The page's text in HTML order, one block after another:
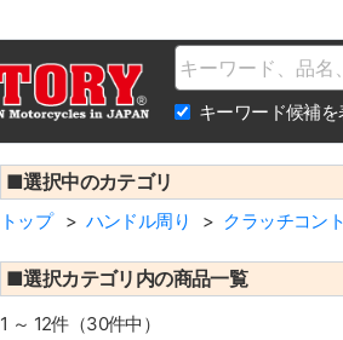
Name
キーワード候補を
■選択中のカテゴリ
トップ ハンドル周り クラッチコン
■選択カテゴリ内の商品一覧
1 ～ 12件（30件中）